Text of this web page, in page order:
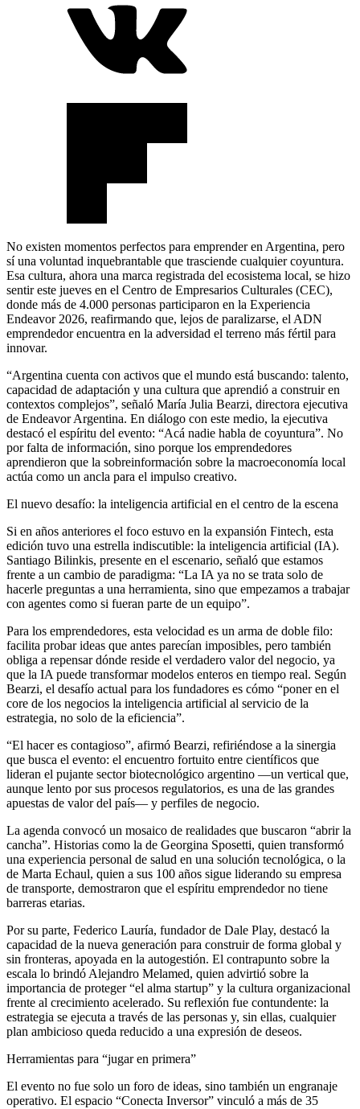
No existen momentos perfectos para emprender en Argentina, pero
sí una voluntad inquebrantable que trasciende cualquier coyuntura.
Esa cultura, ahora una marca registrada del ecosistema local, se hizo
sentir este jueves en el Centro de Empresarios Culturales (CEC),
donde más de 4.000 personas participaron en la Experiencia
Endeavor 2026, reafirmando que, lejos de paralizarse, el ADN
emprendedor encuentra en la adversidad el terreno más fértil para
innovar.
“Argentina cuenta con activos que el mundo está buscando: talento,
capacidad de adaptación y una cultura que aprendió a construir en
contextos complejos”, señaló María Julia Bearzi, directora ejecutiva
de Endeavor Argentina. En diálogo con este medio, la ejecutiva
destacó el espíritu del evento: “Acá nadie habla de coyuntura”. No
por falta de información, sino porque los emprendedores
aprendieron que la sobreinformación sobre la macroeconomía local
actúa como un ancla para el impulso creativo.
El nuevo desafío: la inteligencia artificial en el centro de la escena
Si en años anteriores el foco estuvo en la expansión Fintech, esta
edición tuvo una estrella indiscutible: la inteligencia artificial (IA).
Santiago Bilinkis, presente en el escenario, señaló que estamos
frente a un cambio de paradigma: “La IA ya no se trata solo de
hacerle preguntas a una herramienta, sino que empezamos a trabajar
con agentes como si fueran parte de un equipo”.
Para los emprendedores, esta velocidad es un arma de doble filo:
facilita probar ideas que antes parecían imposibles, pero también
obliga a repensar dónde reside el verdadero valor del negocio, ya
que la IA puede transformar modelos enteros en tiempo real. Según
Bearzi, el desafío actual para los fundadores es cómo “poner en el
core de los negocios la inteligencia artificial al servicio de la
estrategia, no solo de la eficiencia”.
“El hacer es contagioso”, afirmó Bearzi, refiriéndose a la sinergia
que busca el evento: el encuentro fortuito entre científicos que
lideran el pujante sector biotecnológico argentino —un vertical que,
aunque lento por sus procesos regulatorios, es una de las grandes
apuestas de valor del país— y perfiles de negocio.
La agenda convocó un mosaico de realidades que buscaron “abrir la
cancha”. Historias como la de Georgina Sposetti, quien transformó
una experiencia personal de salud en una solución tecnológica, o la
de Marta Echaul, quien a sus 100 años sigue liderando su empresa
de transporte, demostraron que el espíritu emprendedor no tiene
barreras etarias.
Por su parte, Federico Lauría, fundador de Dale Play, destacó la
capacidad de la nueva generación para construir de forma global y
sin fronteras, apoyada en la autogestión. El contrapunto sobre la
escala lo brindó Alejandro Melamed, quien advirtió sobre la
importancia de proteger “el alma startup” y la cultura organizacional
frente al crecimiento acelerado. Su reflexión fue contundente: la
estrategia se ejecuta a través de las personas y, sin ellas, cualquier
plan ambicioso queda reducido a una expresión de deseos.
Herramientas para “jugar en primera”
El evento no fue solo un foro de ideas, sino también un engranaje
operativo. El espacio “Conecta Inversor” vinculó a más de 35